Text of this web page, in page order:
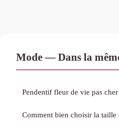
Mode — Dans la
Pendentif fleur de vie pas
Comment bien choisir la taille